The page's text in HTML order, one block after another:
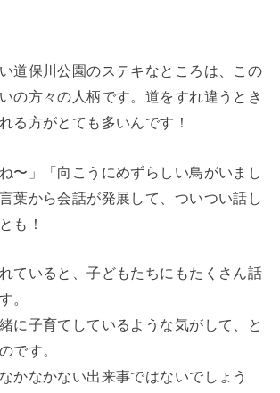
道保川公園のステキなところは、この
の方々の人柄です。道をすれ違うとき
る方がとても多いんです！
〜」「向こうにめずらしい鳥がいまし
葉から会話が発展して、ついつい話し
も！
ていると、子どもたちにもたくさん話
。
に子育てしているような気がして、と
です。
かなかない出来事ではないでしょう